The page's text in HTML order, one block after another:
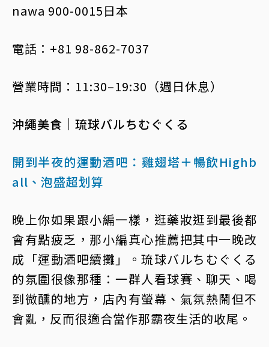
nawa 900-0015日本
電話：+81 98-862-7037
營業時間：11:30–19:30（週日休息）
沖繩美食｜琉球バルちむぐくる
開到半夜的運動酒吧：雞翅塔＋暢飲Highb
all、泡盛超划算
晚上你如果跟小編一樣，逛藥妝逛到最後都
會有點疲乏，那小編真心推薦把其中一晚改
成「運動酒吧續攤」。琉球バルちむぐくる
的氛圍很像那種：一群人看球賽、聊天、喝
到微醺的地方，店內有螢幕、氣氛熱鬧但不
會亂，反而很適合當作那霸夜生活的收尾。